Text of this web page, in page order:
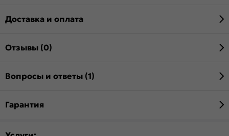
Доставка и оплата
Отзывы (0)
Вопросы и ответы (1)
Гарантия